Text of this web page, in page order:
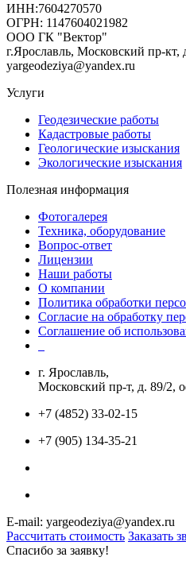
ИНН:7604270570
ОГРН: 1147604021982
ООО ГК "Вектор"
г.Ярославль, Московский пр-кт,
yargeodeziya@yandex.ru
Услуги
Геодезические работы
Кадастровые работы
Геологические изыскания
Экологические изыскания
Полезная информация
Фотогалерея
Техника, оборудование
Вопрос-ответ
Лицензии
Наши работы
О компании
Политика обработки
Согласие на обработку
Соглашение об
г. Ярославль,
Московский пр-т, д. 89/2,
+7 (4852) 33-02-15
+7 (905) 134-35-21
E-mail: yargeodeziya@yandex.ru
Рассчитать стоимость Заказать
Спасибо за заявку!